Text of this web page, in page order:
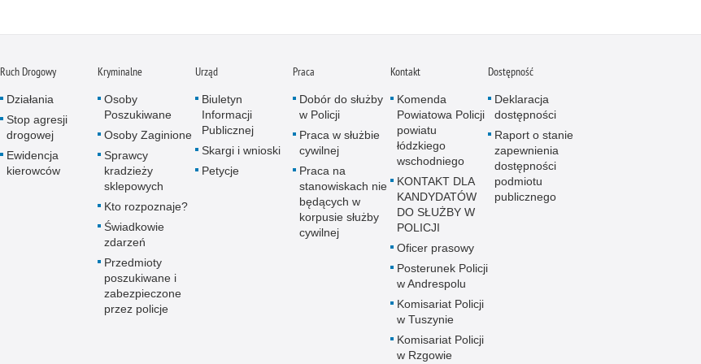
Ruch Drogowy
Działania
Stop agresji
drogowej
Ewidencja
kierowców
Kryminalne
Osoby
Poszukiwane
Osoby Zaginione
Sprawcy
kradzieży
sklepowych
Kto rozpoznaje?
Świadkowie
zdarzeń
Przedmioty
poszukiwane i
zabezpieczone
przez policje
Urząd
Biuletyn
Informacji
Publicznej
Skargi i wnioski
Petycje
Praca
Dobór do służby
w Policji
Praca w służbie
cywilnej
Praca na
stanowiskach nie
będących w
korpusie służby
cywilnej
Kontakt
Komenda
Powiatowa Policji
powiatu
łódzkiego
wschodniego
KONTAKT DLA
KANDYDATÓW
DO SŁUŻBY W
POLICJI
Oficer prasowy
Posterunek Policji
w Andrespolu
Komisariat Policji
w Tuszynie
Komisariat Policji
w Rzgowie
Dostępność
Deklaracja
dostępności
Raport o stanie
zapewnienia
dostępności
podmiotu
publicznego